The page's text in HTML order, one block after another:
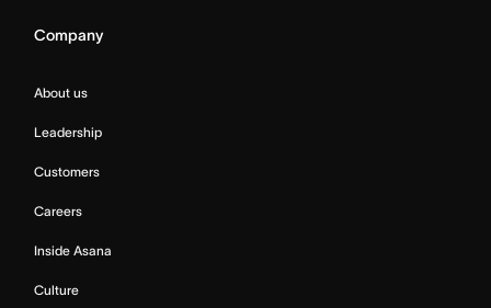
Company
About us
Leadership
Customers
Careers
Inside Asana
Culture